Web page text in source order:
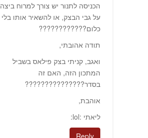
הכניסה לתנור יש צורך למרוח ביצה
על גבי הבצק, או להשאיר אותו בלי
כלום????????????
תודה אהובתי,
ואגב, קניתי בצק פילאס בשביל
המתכון הזה, האם זה
בסדר???????????????
אוהבת,
ליאתי :lol: